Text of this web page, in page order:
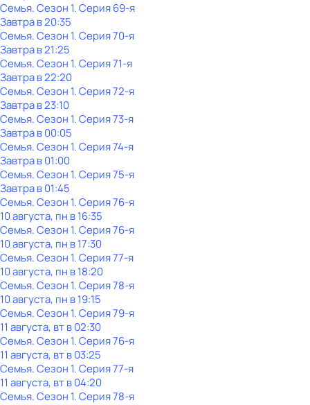
Семья. Сезон 1. Серия 69-я
Завтра в 20:35
Семья. Сезон 1. Серия 70-я
Завтра в 21:25
Семья. Сезон 1. Серия 71-я
Завтра в 22:20
Семья. Сезон 1. Серия 72-я
Завтра в 23:10
Семья. Сезон 1. Серия 73-я
Завтра в 00:05
Семья. Сезон 1. Серия 74-я
Завтра в 01:00
Семья. Сезон 1. Серия 75-я
Завтра в 01:45
Семья. Сезон 1. Серия 76-я
10 августа, пн в 16:35
Семья. Сезон 1. Серия 76-я
10 августа, пн в 17:30
Семья. Сезон 1. Серия 77-я
10 августа, пн в 18:20
Семья. Сезон 1. Серия 78-я
10 августа, пн в 19:15
Семья. Сезон 1. Серия 79-я
11 августа, вт в 02:30
Семья. Сезон 1. Серия 76-я
11 августа, вт в 03:25
Семья. Сезон 1. Серия 77-я
11 августа, вт в 04:20
Семья. Сезон 1. Серия 78-я